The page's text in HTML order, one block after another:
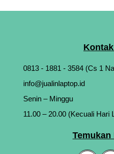
0813 - 1881 - 3584 (Cs 1
info@jualinlaptop.id
Senin – Minggu
11.00 – 20.00 (Kecuali Hari
Temukan